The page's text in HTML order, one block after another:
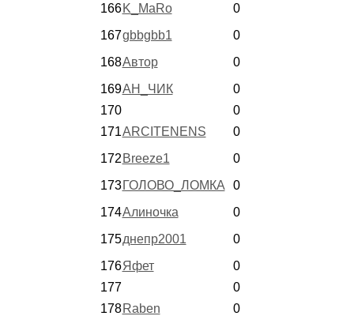
166 K_MaRo
0
167gbbgbb1
0
168Автор
0
169АН_ЧИК
0
170
0
171ARCITENENS
0
172 Breeze1
0
173 ГОЛОВО_ЛОМКА
0
174Алиночка
0
175днепр2001
0
176Яфет
0
177
0
178 Raben
0